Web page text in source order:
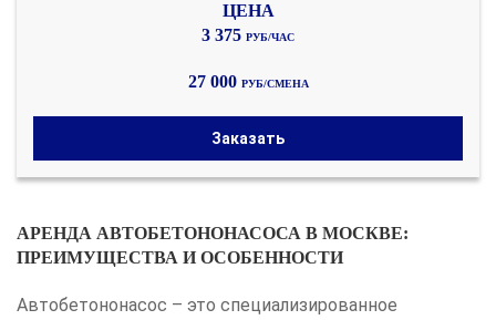
3 375 РУБ/ЧАС
27 000 РУБ/СМЕНА
Заказать
АРЕНДА АВТОБЕТОНОНАСОСА В МОСКВЕ:
ПРЕИМУЩЕСТВА И ОСОБЕННОСТИ
Автобетононасос – это специализированное